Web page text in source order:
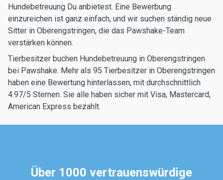
Hundebetreuung Du anbietest. Eine Bewerbung
einzureichen ist ganz einfach, und wir suchen ständig neue
Sitter in Oberengstringen, die das Pawshake-Team
verstärken können.
Tierbesitzer buchen Hundebetreuung in Oberengstringen
bei Pawshake. Mehr als 95 Tierbesitzer in Oberengstringen
haben eine Bewertung hinterlassen, mit durchschnittlich
4.97/5 Sternen. Sie alle haben sicher mit Visa, Mastercard,
American Express bezahlt.
Über 1000 vertrauenswürdige